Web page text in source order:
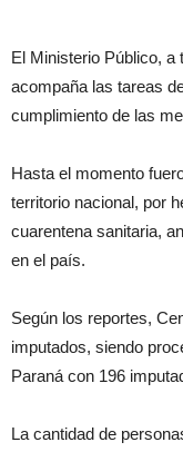
El Ministerio Público, a
acompaña las tareas
cumplimiento de las
Hasta el momento
territorio nacional, por
cuarentena sanitaria,
en el país.
Según los reportes,
imputados, siendo
Paraná con 196
La cantidad de